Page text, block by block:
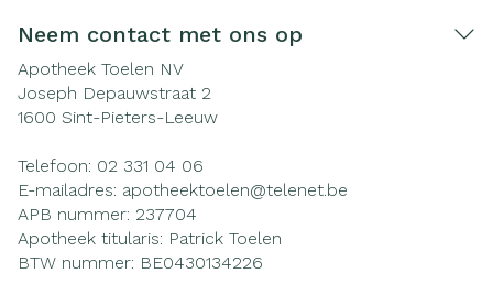
Neem contact met ons op
Apotheek Toelen NV
Joseph Depauwstraat 2
1600 Sint-Pieters-Leeuw
Telefoon: 02 331 04 06
E-mailadres: apotheektoelen@telenet.be
APB nummer: 237704
Apotheek titularis: Patrick Toelen
BTW nummer: BE0430134226